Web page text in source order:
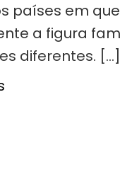
países em
a figura
diferentes. […]